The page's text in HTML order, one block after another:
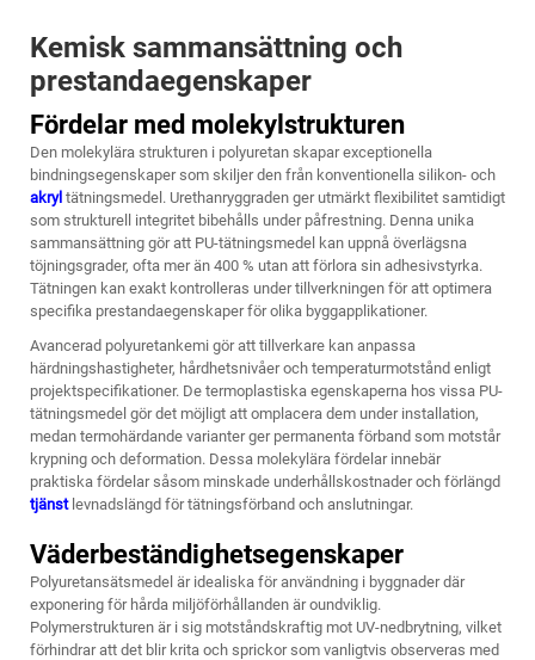
Kemisk sammansättning och
prestandaegenskaper
Fördelar med molekylstrukturen
Den molekylära strukturen i polyuretan skapar exceptionella
bindningsegenskaper som skiljer den från konventionella silikon- och
akryl tätningsmedel. Urethanryggraden ger utmärkt flexibilitet samtidigt
som strukturell integritet bibehålls under påfrestning. Denna unika
sammansättning gör att PU-tätningsmedel kan uppnå överlägsna
töjningsgrader, ofta mer än 400 % utan att förlora sin adhesivstyrka.
Tätningen kan exakt kontrolleras under tillverkningen för att optimera
specifika prestandaegenskaper för olika byggapplikationer.
Avancerad polyuretankemi gör att tillverkare kan anpassa
härdningshastigheter, hårdhetsnivåer och temperaturmotstånd enligt
projektspecifikationer. De termoplastiska egenskaperna hos vissa PU-
tätningsmedel gör det möjligt att omplacera dem under installation,
medan termohärdande varianter ger permanenta förband som motstår
krypning och deformation. Dessa molekylära fördelar innebär
praktiska fördelar såsom minskade underhållskostnader och förlängd
tjänst levnadslängd för tätningsförband och anslutningar.
Väderbeständighetsegenskaper
Polyuretansätsmedel är idealiska för användning i byggnader där
exponering för hårda miljöförhållanden är oundviklig.
Polymerstrukturen är i sig motståndskraftig mot UV-nedbrytning, vilket
förhindrar att det blir krita och sprickor som vanligtvis observeras med